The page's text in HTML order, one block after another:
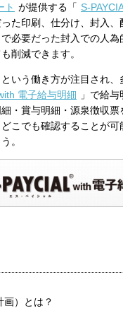
ト が提供する「 S-
た印刷、仕分け、封入
必要だった封入での人
削減できます。
いう働き方が注目され
電子給与明細
」で給
・賞与明細・源泉徴収
こでも確認することが
。
画）とは？